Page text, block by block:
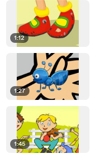
1:12
1:27
1:45